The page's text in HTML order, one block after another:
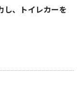
し、トイレカーを